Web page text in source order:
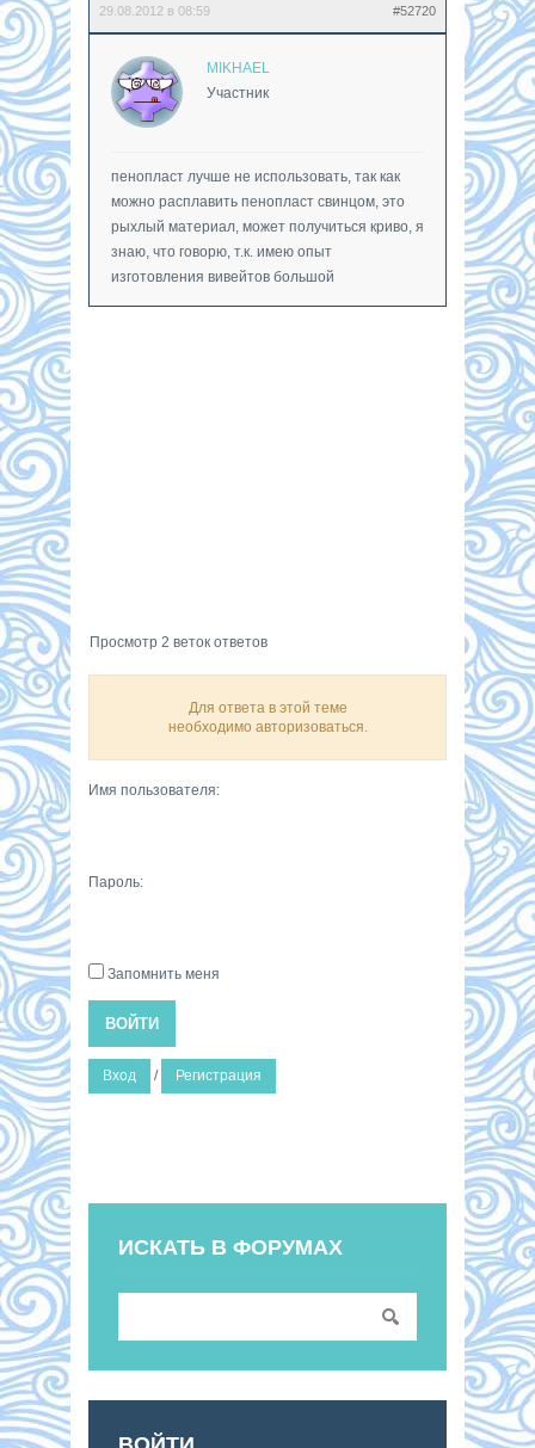
29.08.2012 в 08:59 #52720
MIKHAEL
Участник
пенопласт лучше не использовать, так как
можно расплавить пенопласт свинцом, это
рыхлый материал, может получиться криво, я
знаю, что говорю, т.к. имею опыт
изготовления вивейтов большой
Просмотр 2 веток ответов
Для ответа в этой теме
необходимо авторизоваться.
Имя пользователя:
Пароль:
Запомнить меня
ВОЙТИ
Вход / Регистрация
ИСКАТЬ В ФОРУМАХ